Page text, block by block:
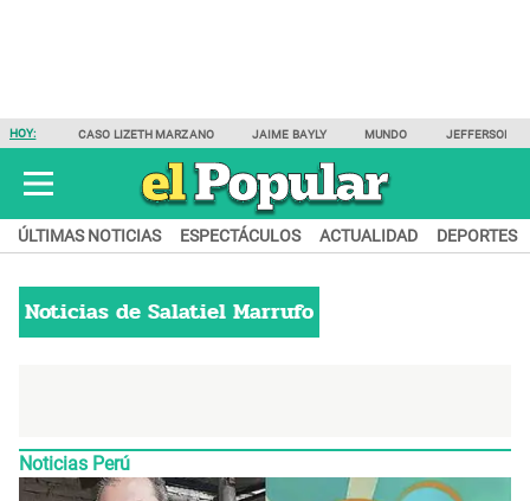
HOY: CASO LIZETH MARZANO JAIME BAYLY MUNDO JEFFERSON
ÚLTIMAS NOTICIAS ESPECTÁCULOS ACTUALIDAD DEPORTES
Noticias de Salatiel Marrufo
Noticias Perú